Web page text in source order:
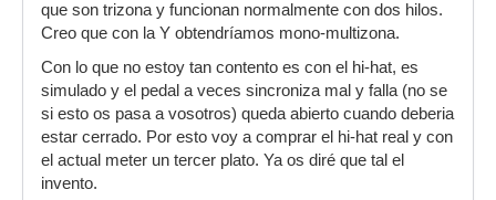
que son trizona y funcionan normalmente con dos hilos.
Creo que con la Y obtendríamos mono-multizona.
Con lo que no estoy tan contento es con el hi-hat, es
simulado y el pedal a veces sincroniza mal y falla (no se
si esto os pasa a vosotros) queda abierto cuando deberia
estar cerrado. Por esto voy a comprar el hi-hat real y con
el actual meter un tercer plato. Ya os diré que tal el
invento.